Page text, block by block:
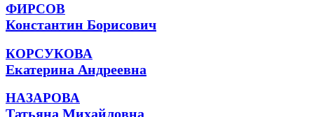
ФИРСОВ
Константин Борисович
КОРСУКОВА
Екатерина Андреевна
НАЗАРОВА
Татьяна Михайловна